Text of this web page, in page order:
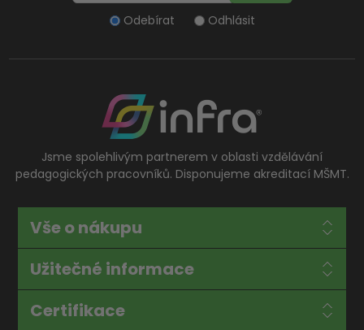
Odebírat Odhlásit
Jsme spolehlivým partnerem v oblasti vzdělávání
pedagogických pracovníků. Disponujeme akreditací MŠMT.
Vše o nákupu
Užitečné informace
Certifikace